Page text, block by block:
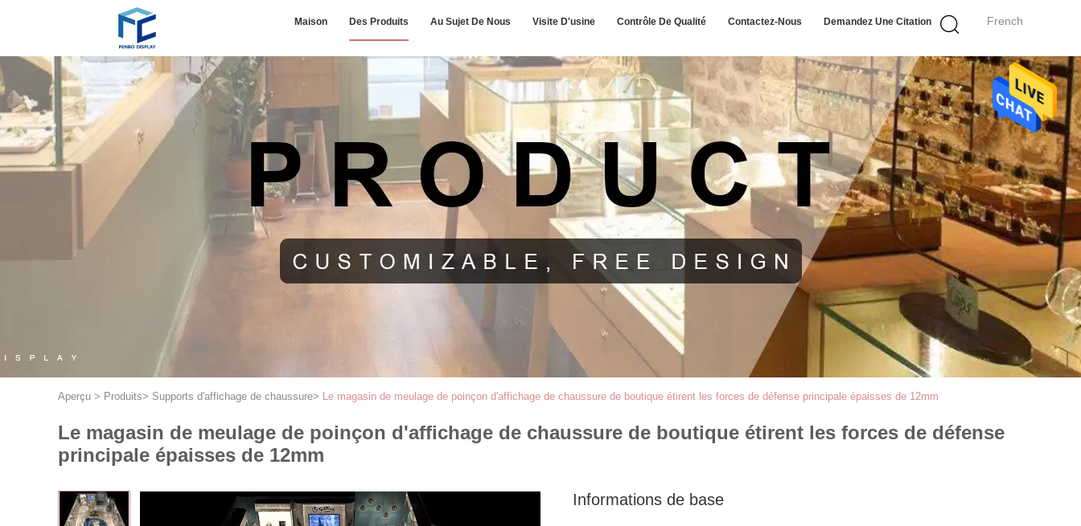
French
Maison Des Produits Au Sujet De Nous Visite D'usine Contrôle De Qualité Contactez-Nous Demandez Une Citation
Aperçu > Produits> Supports d'affichage de chaussure> Le magasin de meulage de poinçon d'affichage de chaussure de boutique étirent les forces de défense principale épaisses de 12mm
Le magasin de meulage de poinçon d'affichage de chaussure de boutique étirent les forces de défense
principale épaisses de 12mm
Informations de base